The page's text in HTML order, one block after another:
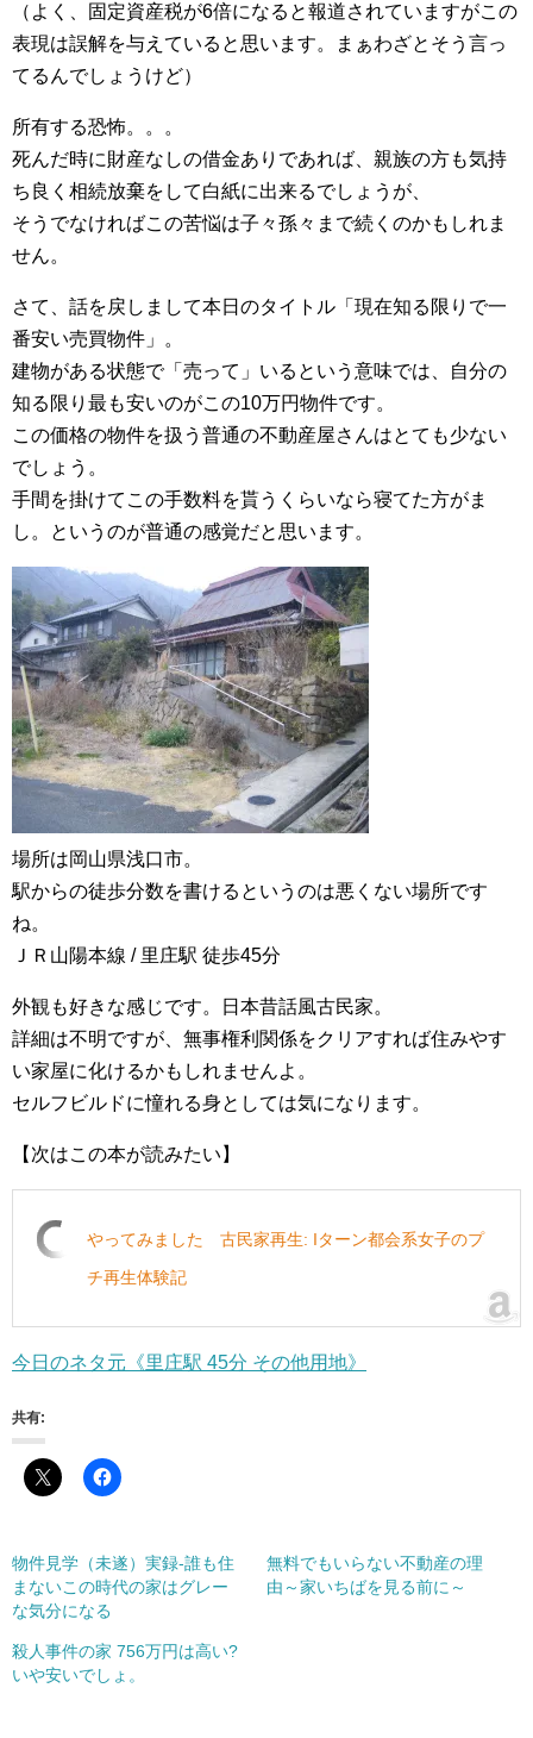
（よく、固定資産税が6倍になると報道されていますがこの
表現は誤解を与えていると思います。まぁわざとそう言っ
てるんでしょうけど）
所有する恐怖。。。
死んだ時に財産なしの借金ありであれば、親族の方も気持
ち良く相続放棄をして白紙に出来るでしょうが、
そうでなければこの苦悩は子々孫々まで続くのかもしれま
せん。
さて、話を戻しまして本日のタイトル「現在知る限りで一
番安い売買物件」。
建物がある状態で「売って」いるという意味では、自分の
知る限り最も安いのがこの10万円物件です。
この価格の物件を扱う普通の不動産屋さんはとても少ない
でしょう。
手間を掛けてこの手数料を貰うくらいなら寝てた方がま
し。というのが普通の感覚だと思います。
場所は岡山県浅口市。
駅からの徒歩分数を書けるというのは悪くない場所です
ね。
ＪＲ山陽本線 / 里庄駅 徒歩45分
外観も好きな感じです。日本昔話風古民家。
詳細は不明ですが、無事権利関係をクリアすれば住みやす
い家屋に化けるかもしれませんよ。
セルフビルドに憧れる身としては気になります。
【次はこの本が読みたい】
やってみました 古民家再生: Iターン都会系女子のプ
チ再生体験記
今日のネタ元《里庄駅 45分 その他用地》
共有:
物件見学（未遂）実録-誰も住
まないこの時代の家はグレー
な気分になる
無料でもいらない不動産の理
由～家いちばを見る前に～
殺人事件の家 756万円は高い?
いや安いでしょ。